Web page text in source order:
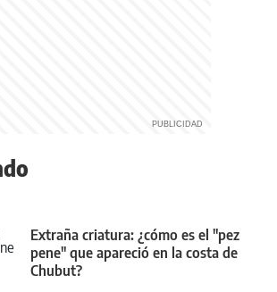
Extraña criatura: ¿cómo es el "pez
pene" que apareció en la costa de
Chubut?